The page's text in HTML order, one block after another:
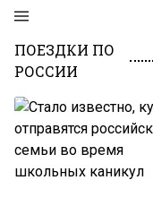
ПОЕЗДКИ ПО
РОССИИ